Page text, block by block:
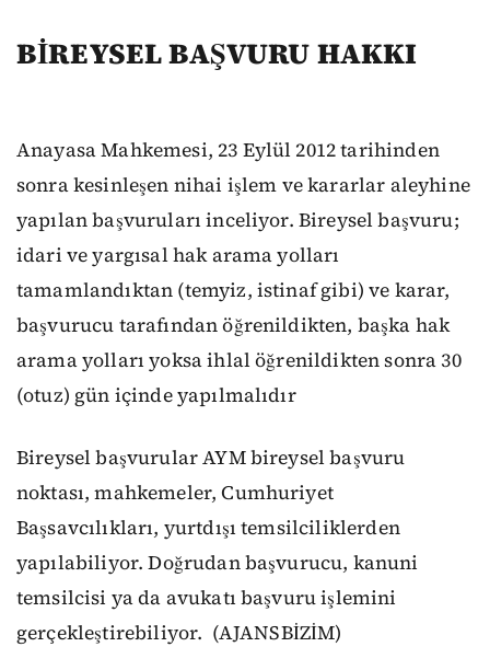
BİREYSEL BAŞVURU HAKKI
Anayasa Mahkemesi, 23 Eylül 2012 tarihinden
sonra kesinleşen nihai işlem ve kararlar aleyhine
yapılan başvuruları inceliyor. Bireysel başvuru;
idari ve yargısal hak arama yolları
tamamlandıktan (temyiz, istinaf gibi) ve karar,
başvurucu tarafından öğrenildikten, başka hak
arama yolları yoksa ihlal öğrenildikten sonra 30
(otuz) gün içinde yapılmalıdır
Bireysel başvurular AYM bireysel başvuru
noktası, mahkemeler, Cumhuriyet
Başsavcılıkları, yurtdışı temsilciliklerden
yapılabiliyor. Doğrudan başvurucu, kanuni
temsilcisi ya da avukatı başvuru işlemini
gerçekleştirebiliyor. (AJANSBİZİM)